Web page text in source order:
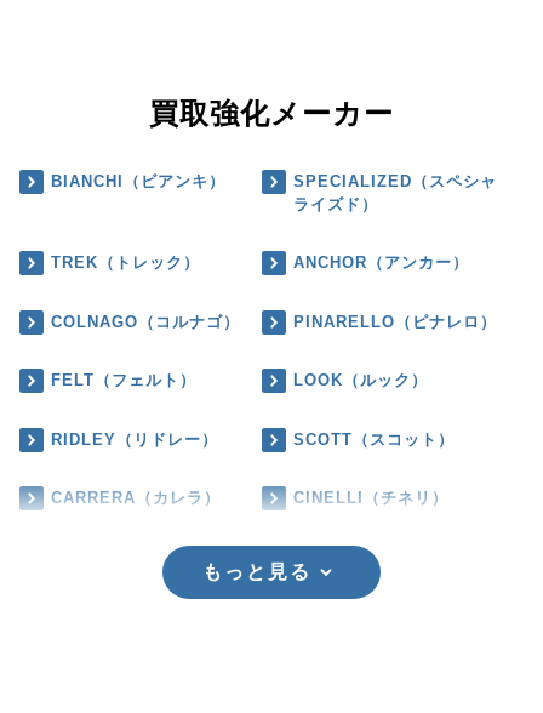
買取強化メーカー
BIANCHI（ビアンキ）
SPECIALIZED（スペシャ
ライズド）
TREK（トレック） ANCHOR（アンカー）
COLNAGO（コルナゴ） PINARELLO（ピナレロ）
FELT（フェルト） LOOK（ルック）
RIDLEY（リドレー） SCOTT（スコット）
CARRERA（カレラ） CINELLI（チネリ）
もっと見る